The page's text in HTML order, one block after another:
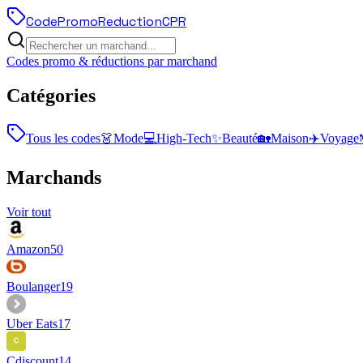
CodePromoReductionCPR
Codes promo & réductions par marchand
Catégories
Tous les codes👗Mode💻High-Tech✨Beauté🏡Maison✈️Voyage
Marchands
Voir tout
Amazon50
Boulanger19
Uber Eats17